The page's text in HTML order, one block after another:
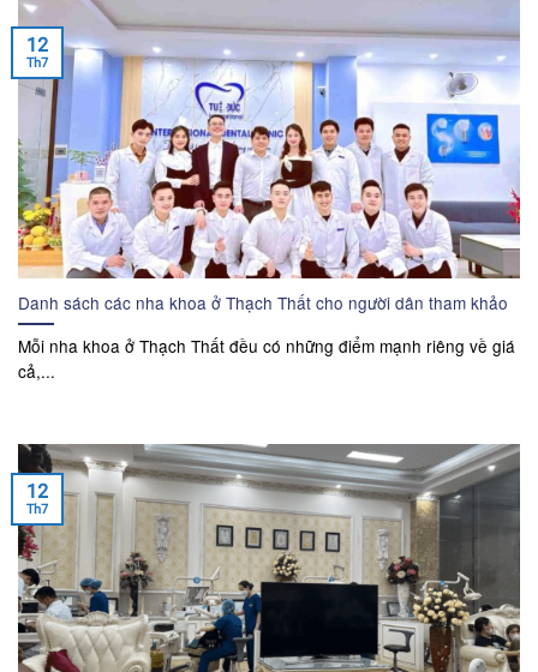
Danh sách các nha khoa ở Thạch Thất cho người dân tham khảo
Mỗi nha khoa ở Thạch Thất đều có những điểm mạnh riêng về giá
cả,...
12
Th7
12
Th7